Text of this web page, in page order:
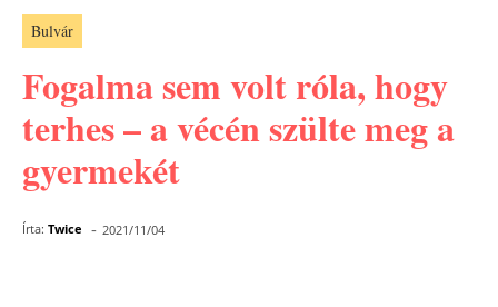
Bulvár
Fogalma sem volt róla, hogy
terhes – a vécén szülte meg a
gyermekét
Írta: Twice - 2021/11/04